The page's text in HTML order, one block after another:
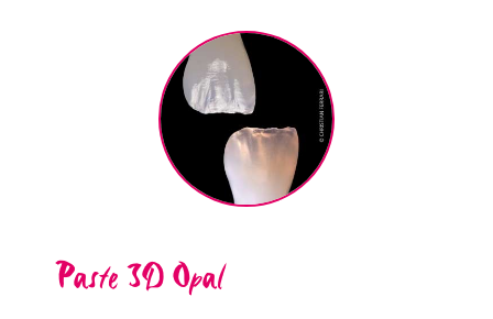
Paste 3D Opal